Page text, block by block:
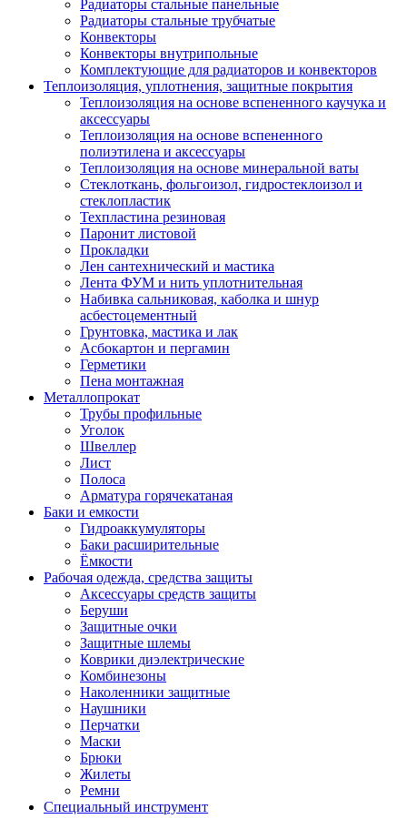
Радиаторы стальные панельные
Радиаторы стальные трубчатые
Конвекторы
Конвекторы внутрипольные
Комплектующие для радиаторов и конвекторов
Теплоизоляция, уплотнения, защитные покрытия
Теплоизоляция на основе вспененного каучука и
аксессуары
Теплоизоляция на основе вспененного
полиэтилена и аксессуары
Теплоизоляция на основе минеральной ваты
Стеклоткань, фольгоизол, гидростеклоизол и
стеклопластик
Техпластина резиновая
Паронит листовой
Прокладки
Лен сантехнический и мастика
Лента ФУМ и нить уплотнительная
Набивка сальниковая, каболка и шнур
асбестоцементный
Грунтовка, мастика и лак
Асбокартон и пергамин
Герметики
Пена монтажная
Металлопрокат
Трубы профильные
Уголок
Швеллер
Лист
Полоса
Арматура горячекатаная
Баки и емкости
Гидроаккумуляторы
Баки расширительные
Ёмкости
Рабочая одежда, средства защиты
Аксессуары средств защиты
Беруши
Защитные очки
Защитные шлемы
Коврики диэлектрические
Комбинезоны
Наколенники защитные
Наушники
Перчатки
Маски
Брюки
Жилеты
Ремни
Специальный инструмент